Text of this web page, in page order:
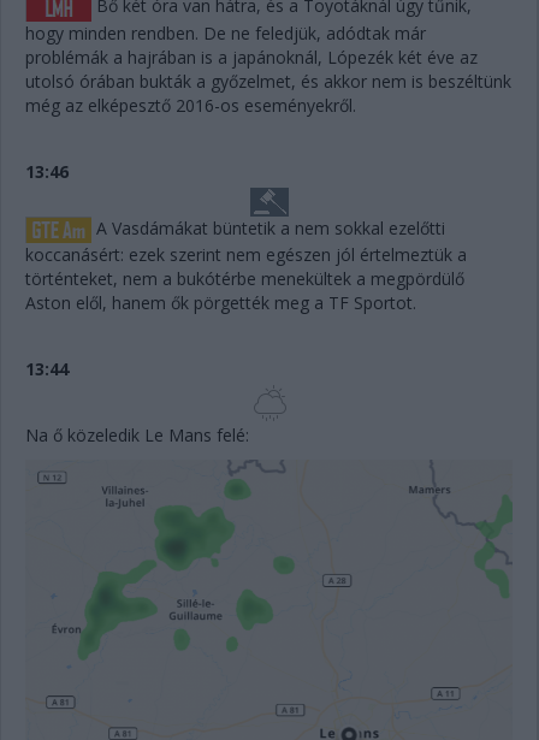
Bő két óra van hátra, és a Toyotáknál úgy tűnik,
hogy minden rendben. De ne feledjük, adódtak már
problémák a hajrában is a japánoknál, Lópezék két éve az
utolsó órában bukták a győzelmet, és akkor nem is beszéltünk
még az elképesztő 2016-os eseményekről.
13:46
A Vasdámákat büntetik a nem sokkal ezelőtti
koccanásért: ezek szerint nem egészen jól értelmeztük a
történteket, nem a bukótérbe menekültek a megpördülő
Aston elől, hanem ők pörgették meg a TF Sportot.
13:44
Na ő közeledik Le Mans felé: